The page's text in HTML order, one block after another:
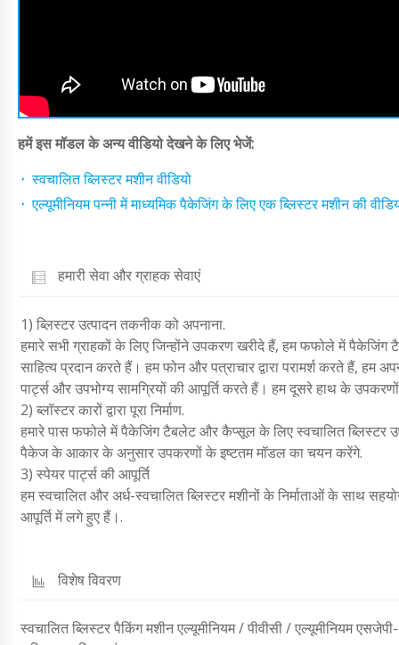
हमें इस मॉडल के अन्य वीडियो देखने के लिए भेजें:
स्वचालित ब्लिस्टर मशीन वीडियो
एल्यूमीनियम पन्नी में माध्यमिक पैकेजिंग के लिए एक ब्लिस्टर मशीन की
हमारी सेवा और ग्राहक सेवाएं
1) ब्लिस्टर उत्पादन तकनीक को अपनाना.
हमारे सभी ग्राहकों के लिए जिन्होंने उपकरण खरीदे हैं, हम फफोले में
साहित्य प्रदान करते हैं। हम फोन और पत्राचार द्वारा परामर्श करते हैं,
पार्ट्स और उपभोग्य सामग्रियों की आपूर्ति करते हैं। हम दूसरे हाथ के
2) ब्लॉस्टर कारों द्वारा पूरा निर्माण.
हमारे पास फफोले में पैकेजिंग टैबलेट और कैप्सूल के लिए स्वचालित ब्लिस्टर
पैकेज के आकार के अनुसार उपकरणों के इष्टतम मॉडल का चयन करेंगे.
3) स्पेयर पार्ट्स की आपूर्ति
हम स्वचालित और अर्ध-स्वचालित ब्लिस्टर मशीनों के निर्माताओं के साथ
आपूर्ति में लगे हुए हैं।.
विशेष विवरण
स्वचालित ब्लिस्टर पैकिंग मशीन एल्यूमीनियम / पीवीसी / एल्यूमीनियम